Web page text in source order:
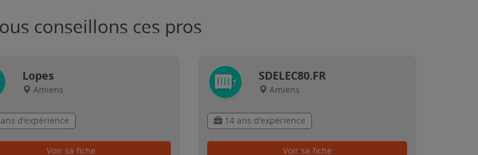
conseillons ces pros
Lopes
Amiens
d'expérience
Voir sa fiche
SDELEC80.FR
Amiens
14 ans d'expérience
Voir sa fiche